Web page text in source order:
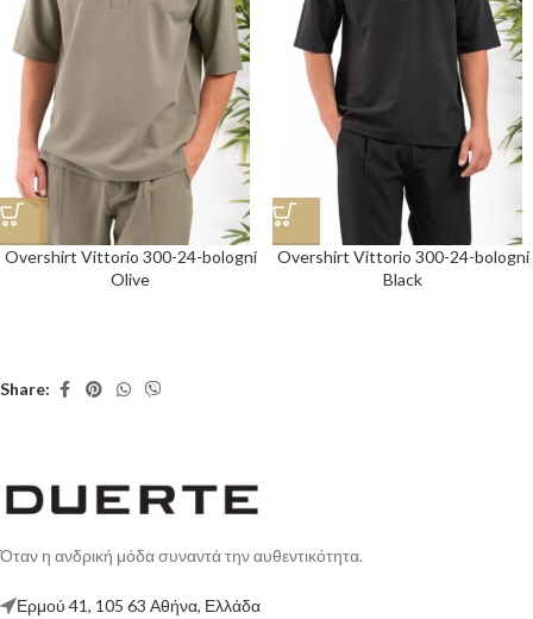
Overshirt Vittorio 300-24-bologni
Olive
Overshirt Vittorio 300-24-bologni
Black
Share:
Όταν η ανδρική μόδα συναντά την αυθεντικότητα.
Ερμού 41, 105 63 Αθήνα, Ελλάδα